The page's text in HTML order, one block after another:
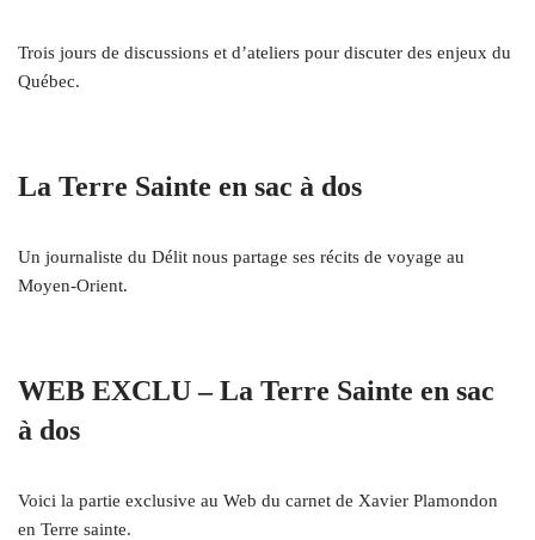
Trois jours de discussions et d’ateliers pour discuter des enjeux du
Québec.
La Terre Sainte en sac à dos
Un journaliste du Délit nous partage ses récits de voyage au
Moyen-Orient.
WEB EXCLU – La Terre Sainte en sac
à dos
Voici la partie exclusive au Web du carnet de Xavier Plamondon
en Terre sainte.